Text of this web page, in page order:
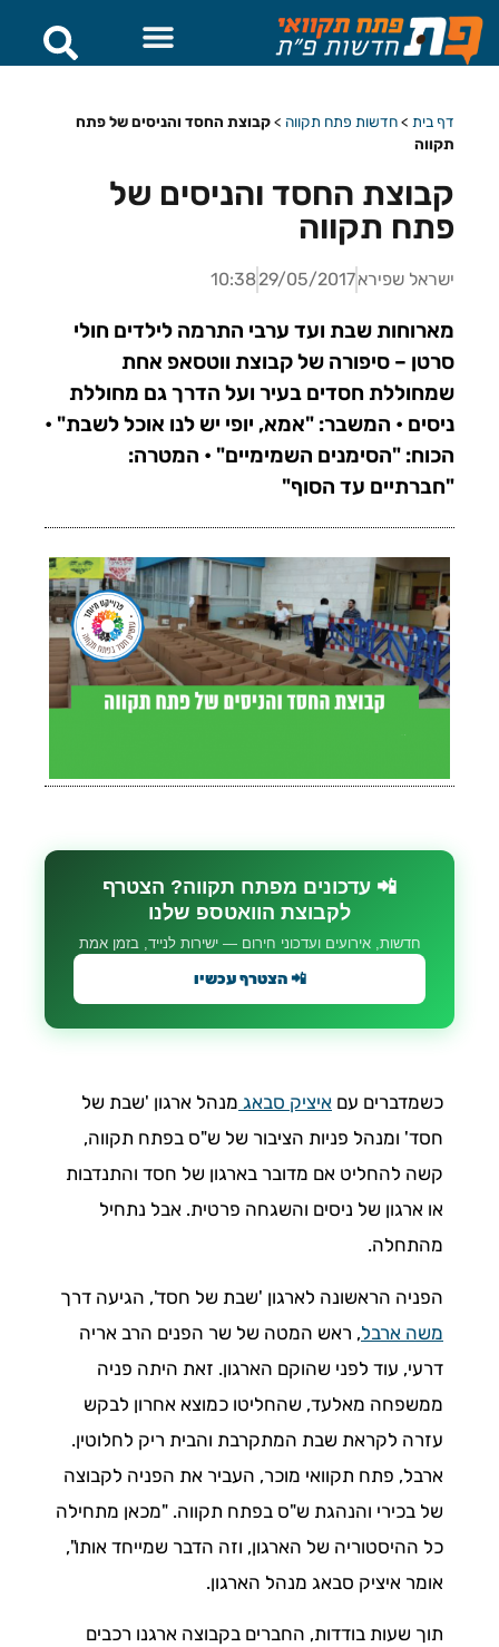
דף בית >חדשות פתח תקווה >קבוצת החסד והניסים של פתח
תקווה
קבוצת החסד והניסים של
פתח תקווה
ישראל שפירא29/05/2017
10:38
מארוחות שבת ועד ערבי התרמה לילדים חולי
סרטן – סיפורה של קבוצת ווטסאפ אחת
שמחוללת חסדים בעיר ועל הדרך גם מחוללת
ניסים • המשבר: "אמא, יופי יש לנו אוכל לשבת" •
הכוח: "הסימנים השמימיים" • המטרה:
"חברתיים עד הסוף"
📲 עדכונים מפתח תקווה? הצטרף
לקבוצת הוואטספ שלנו
חדשות, אירועים ועדכוני חירום — ישירות לנייד, בזמן אמת
📲 הצטרף עכשיו
כשמדברים עם איציק סבאג מנהל ארגון 'שבת של
חסד' ומנהל פניות הציבור של ש"ס בפתח תקווה,
קשה להחליט אם מדובר בארגון של חסד והתנדבות
או ארגון של ניסים והשגחה פרטית. אבל נתחיל
מהתחלה.
הפניה הראשונה לארגון 'שבת של חסד', הגיעה דרך
משה ארבל, ראש המטה של שר הפנים הרב אריה
דרעי, עוד לפני שהוקם הארגון. זאת היתה פניה
ממשפחה מאלעד, שהחליטו כמוצא אחרון לבקש
עזרה לקראת שבת המתקרבת והבית ריק לחלוטין.
ארבל, פתח תקוואי מוכר, העביר את הפניה לקבוצה
של בכירי והנהגת ש"ס בפתח תקווה. "מכאן מתחילה
כל ההיסטוריה של הארגון, וזה הדבר שמייחד אותו",
אומר איציק סבאג מנהל הארגון.
תוך שעות בודדות, החברים בקבוצה ארגנו רכבים